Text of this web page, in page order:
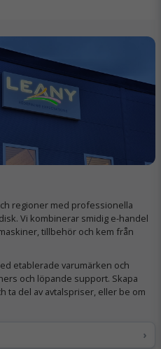
regioner med professionella
Vi kombinerar smidig e-handel
tillbehör och kem från
etablerade varumärken och
och löpande support. Skapa
ta del av avtalspriser, eller be om
›